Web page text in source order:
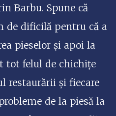
Barbu. Spune că
de dificilă pentru că a
pieselor și apoi la
tot felul de chichițe
restaurării și fiecare
de la piesă la